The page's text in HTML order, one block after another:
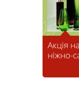
Акція
ніжно-